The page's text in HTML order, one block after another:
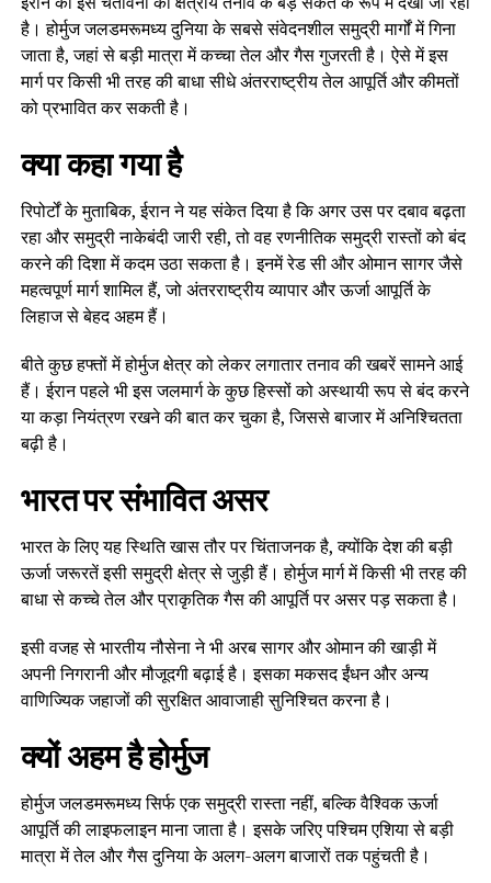
है। होर्मुज जलडमरूमध्य दुनिया के सबसे संवेदनशील समुद्री मार्गों में गिना
जाता है, जहां से बड़ी मात्रा में कच्चा तेल और गैस गुजरती है। ऐसे में इस
मार्ग पर किसी भी तरह की बाधा सीधे अंतरराष्ट्रीय तेल आपूर्ति और कीमतों
को प्रभावित कर सकती है।
क्या कहा गया है
रिपोर्टों के मुताबिक, ईरान ने यह संकेत दिया है कि अगर उस पर दबाव बढ़ता
रहा और समुद्री नाकेबंदी जारी रही, तो वह रणनीतिक समुद्री रास्तों को बंद
करने की दिशा में कदम उठा सकता है। इनमें रेड सी और ओमान सागर जैसे
महत्वपूर्ण मार्ग शामिल हैं, जो अंतरराष्ट्रीय व्यापार और ऊर्जा आपूर्ति के
लिहाज से बेहद अहम हैं।
बीते कुछ हफ्तों में होर्मुज क्षेत्र को लेकर लगातार तनाव की खबरें सामने आई
हैं। ईरान पहले भी इस जलमार्ग के कुछ हिस्सों को अस्थायी रूप से बंद करने
या कड़ा नियंत्रण रखने की बात कर चुका है, जिससे बाजार में अनिश्चितता
बढ़ी है।
भारत पर संभावित असर
भारत के लिए यह स्थिति खास तौर पर चिंताजनक है, क्योंकि देश की बड़ी
ऊर्जा जरूरतें इसी समुद्री क्षेत्र से जुड़ी हैं। होर्मुज मार्ग में किसी भी तरह की
बाधा से कच्चे तेल और प्राकृतिक गैस की आपूर्ति पर असर पड़ सकता है।
इसी वजह से भारतीय नौसेना ने भी अरब सागर और ओमान की खाड़ी में
अपनी निगरानी और मौजूदगी बढ़ाई है। इसका मकसद ईंधन और अन्य
वाणिज्यिक जहाजों की सुरक्षित आवाजाही सुनिश्चित करना है।
क्यों अहम है होर्मुज
होर्मुज जलडमरूमध्य सिर्फ एक समुद्री रास्ता नहीं, बल्कि वैश्विक ऊर्जा
आपूर्ति की लाइफलाइन माना जाता है। इसके जरिए पश्चिम एशिया से बड़ी
मात्रा में तेल और गैस दुनिया के अलग-अलग बाजारों तक पहुंचती है।